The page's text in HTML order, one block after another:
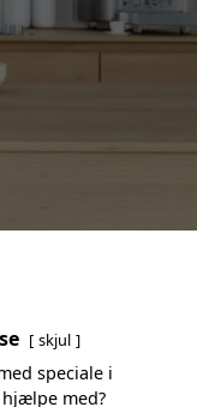
skjul
speciale i
med?